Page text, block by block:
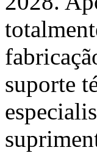
suporte